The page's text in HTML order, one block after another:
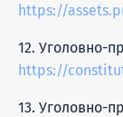
https://assets.publishing.service.gov.uk/
12. Уголовно-
https://
13. Уголовно-